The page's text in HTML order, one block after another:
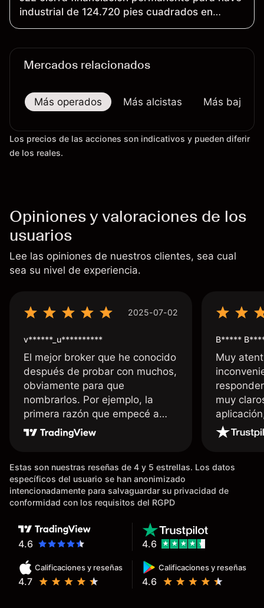
industrial de 124.720 pies cuadrados en
Edison (Nueva Jersey)
Mercados relacionados
Más operados Más alcistas Más bajistas
Los precios de las acciones son indicativos y pueden diferir
de los reales.
Opiniones y valoraciones de los
usuarios
Lee las opiniones de nuestros clientes, sea cual
sea su nivel de experiencia.
2025-07-02
v******_u**********
El mejor broker que he conocido
después de probar con muchos,
obviamente para que
nombrarlos. Por ejemplo, la
primera razón que empecé a
usar Capital fue la llegada de mi
dinero de inmediato a mi cuenta
existentes en el mercado que
tardan días o tienen mucha
burocracia; y la segunda razón,
hecho de operar en un mercado
determinado, debido a los
spread y al volumen existente.
Mientras más activo seas, más
dinero te reembolsa. Muchas
B*****
Muy
muy
Estas son nuestras reseñas de 4 y 5 estrellas. Los datos
específicos del usuario se han anonimizado
intencionadamente para salvaguardar su privacidad de
conformidad con los requisitos del RGPD
4.6
Calificaciones y reseñas
4.7
Calificaciones y reseñas
4.6
4.6